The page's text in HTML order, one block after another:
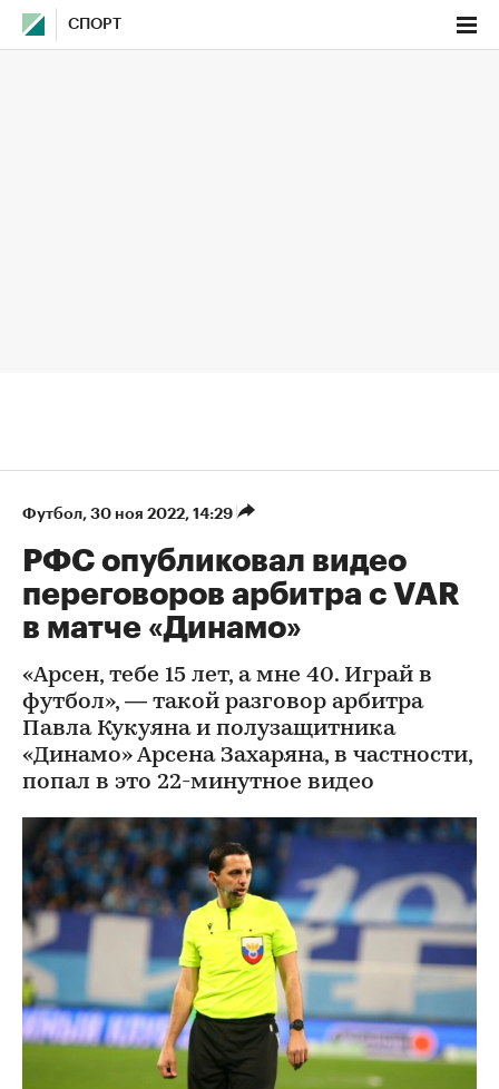
СПОРТ
Футбол⁠, 30 ноя 2022, 14:29
РФС опубликовал видео
переговоров арбитра с VAR
в матче «Динамо»
«Арсен, тебе 15 лет, а мне 40. Играй в
футбол», — такой разговор арбитра
Павла Кукуяна и полузащитника
«Динамо» Арсена Захаряна, в частности,
попал в это 22-минутное видео